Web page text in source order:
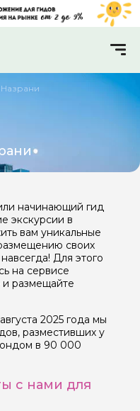
начинающий гид
экскурсии в
вам уникальные
своих
Для этого
на сервисе
размещайте
2025 года мы
разместивших у
в 90 000
с нами для